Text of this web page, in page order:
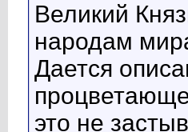
Великий
народам
Дается
это не